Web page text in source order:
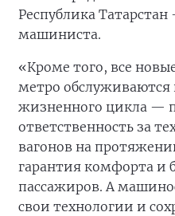
Республика
машиниста.
«Кроме того, все
метро обслуживаются
жизненного цикла —
ответственность за
вагонов на
гарантия комфорта и
пассажиров. А
свои технологии и